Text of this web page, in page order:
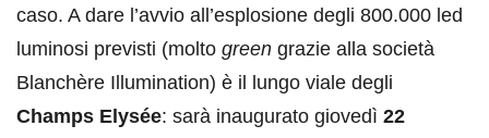
caso. A dare l’avvio all’esplosione degli 800.000 led
luminosi previsti (molto green grazie alla società
Blanchère Illumination) è il lungo viale degli
Champs Elysée: sarà inaugurato giovedì 22